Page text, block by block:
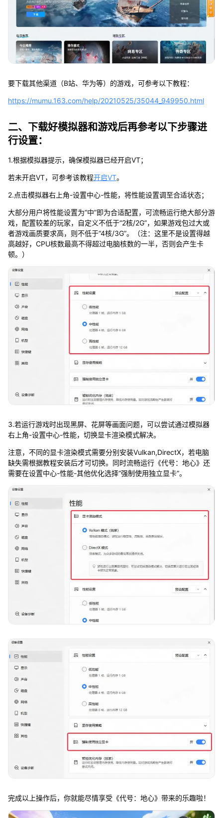
要下载其他渠道（B站、华为等）的游戏，可参考以下教程：
https://mumu.163.com/help/20210525/35044_949950.html
二、下载好模拟器和游戏后再参考以下步骤进
行设置：
1.根据模拟器提示，确保模拟器已经开启VT；
若未开启VT，可参考该教程开启VT。
2.点击模拟器右上角-设置中心-性能，将性能设置调至合适状态；
大部分用户将性能设置为“中”即为合适配置，可流畅运行绝大部分游
戏，配置较差的玩家，自定义不低于“2核/2G”，如果游戏包过大或
者游戏画质要求高，则不低于“4核/3G”。（注：这里不是设置得越
高越好，CPU核数最高不得超过电脑核数的一半，否则会产生卡
顿。）
3.若运行游戏时出现黑屏、花屏等画面问题，可以尝试通过模拟器
右上角-设置中心-性能，切换显卡渲染模式解决。
注意，不同的显卡渲染模式需要分别安装Vulkan,DirectX，若电脑
缺失需根据教程安装后才可切换。同时流畅运行《代号：地心》还
需要在设置中心-性能-其他优化选择“强制使用独立显卡”。
完成以上操作后，你就能尽情享受《代号：地心》带来的乐趣啦！